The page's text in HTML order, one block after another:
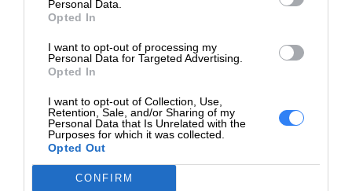
Personal Data.
Opted In
I want to opt-out of processing my
Personal Data for Targeted Advertising.
Opted In
I want to opt-out of Collection, Use,
Retention, Sale, and/or Sharing of my
Personal Data that Is Unrelated with the
Purposes for which it was collected.
Opted Out
CONFIRM
zapisu DVD-R
(DL)
Max.
prędkość
zapisu DVD+R
(DL)
Max.
prędkość
zapisu DVD-